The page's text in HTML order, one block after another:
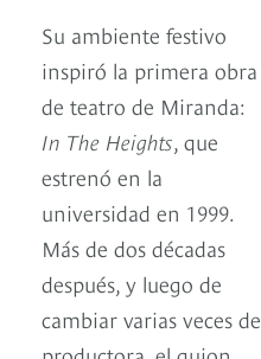
Su ambiente festivo
inspiró la primera obra
de teatro de Miranda:
In The Heights, que
estrenó en la
universidad en 1999.
Más de dos décadas
después, y luego de
cambiar varias veces de